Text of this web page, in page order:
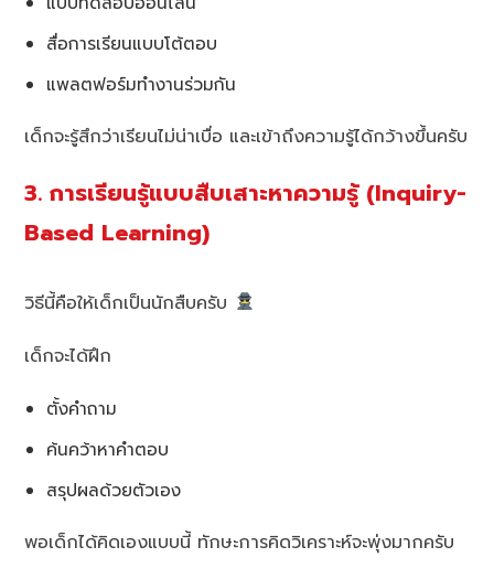
สื่อการเรียนแบบโต้ตอบ
แพลตฟอร์มทำงานร่วมกัน
เด็กจะรู้สึกว่าเรียนไม่น่าเบื่อ และเข้าถึงความรู้ได้กว้างขึ้นครับ
3. การเรียนรู้แบบสืบเสาะหาความรู้ (Inquiry-
Based Learning)
วิธีนี้คือให้เด็กเป็นนักสืบครับ
เด็กจะได้ฝึก
ตั้งคำถาม
ค้นคว้าหาคำตอบ
สรุปผลด้วยตัวเอง
พอเด็กได้คิดเองแบบนี้ ทักษะการคิดวิเคราะห์จะพุ่งมากครับ